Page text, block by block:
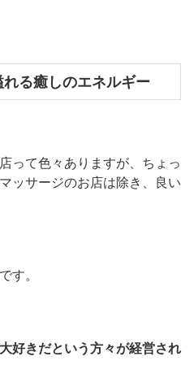
る癒しのエネルギー
って色々ありますが、ちょっ
ッサージのお店は除き、良い
す。
好きだという方々が経営され